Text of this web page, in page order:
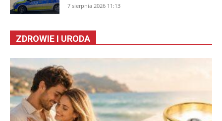
7 sierpnia 2026 11:13
ZDROWIE I URODA